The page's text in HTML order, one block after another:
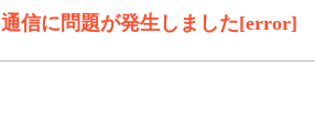
通信に問題が発生しました[error]